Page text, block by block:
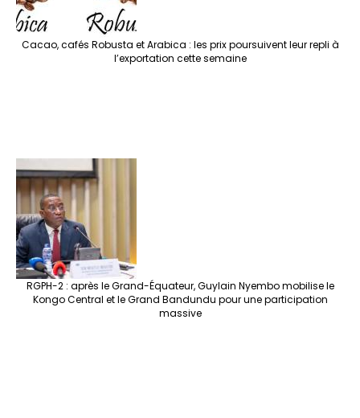
Cacao, cafés Robusta et Arabica : les prix poursuivent leur repli à
l’exportation cette semaine
RGPH-2 : après le Grand-Équateur, Guylain Nyembo mobilise le
Kongo Central et le Grand Bandundu pour une participation
massive